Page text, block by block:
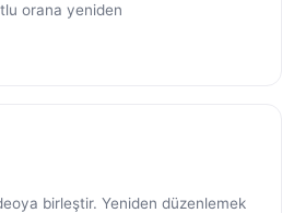
orana yeniden
birleştir. Yeniden düzenlemek